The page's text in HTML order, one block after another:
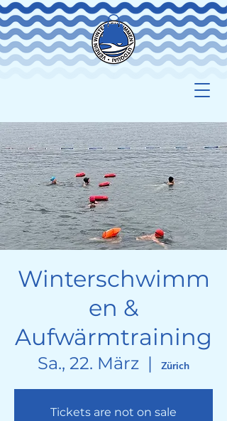
Winterschwimm
en &
Aufwärmtraining
Sa., 22. März
  |
Zürich
Tickets are not on sale